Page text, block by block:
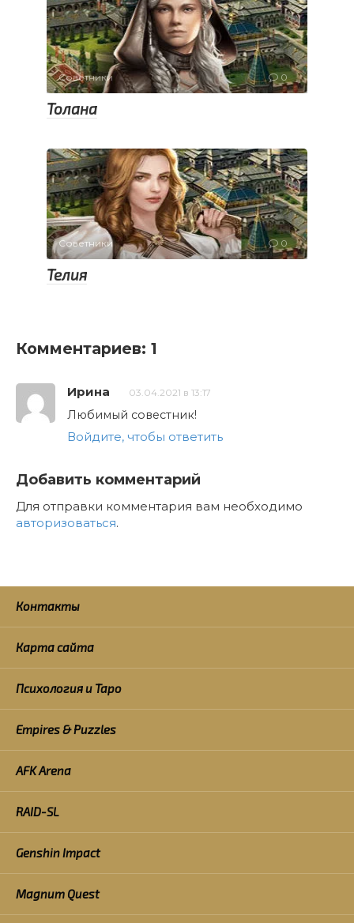
Советники 0
Толана
Советники 0
Телия
Комментариев: 1
Ирина 03.04.2021 в 13:17
Любимый совестник!
Войдите, чтобы ответить
Добавить комментарий
Для отправки комментария вам необходимо
авторизоваться.
Контакты
Карта сайта
Психология и Таро
Empires & Puzzles
AFK Arena
RAID-SL
Genshin Impact
Magnum Quest